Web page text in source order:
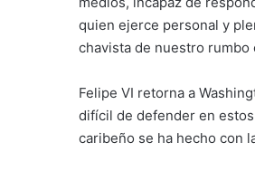
quien ejerce personal y
chavista de nuestro
Felipe VI retorna a
difícil de defender en
caribeño se ha hecho con